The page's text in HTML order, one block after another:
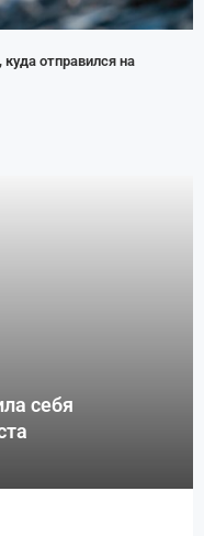
отправился на
себя